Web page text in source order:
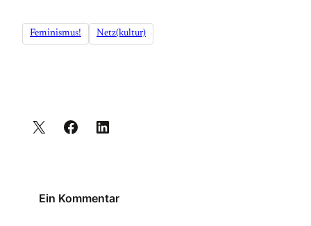
Feminismus! Netz(kultur)
Ein Kommentar